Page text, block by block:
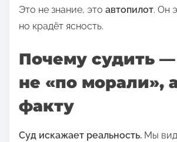
Это не знание, это автопилот. Он
но крадёт ясность.
Почему судить
не «по морали»,
факту
Суд искажает реальность. Мы